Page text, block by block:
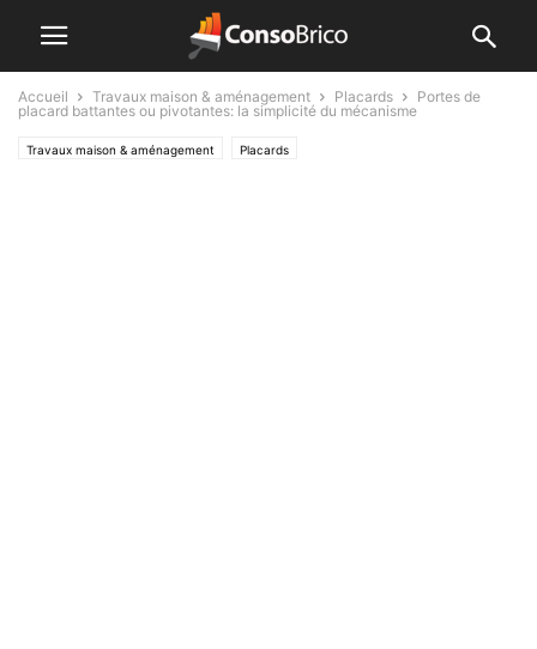
Accueil Travaux maison & aménagement Placards
Portes de
placard battantes ou pivotantes: la simplicité du mécanisme
Travaux maison & aménagement Placards